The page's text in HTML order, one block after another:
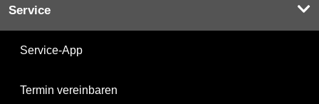
Service
Service-App
Termin vereinbaren